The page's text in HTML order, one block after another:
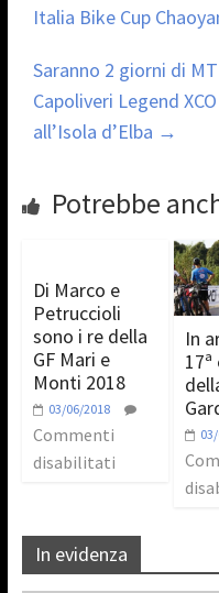
Italia Bike Cup
Saranno 2 giorni di
Capoliveri Legend
all’Isola d’Elba →
Potrebbe
Di Marco e
Petruccioli
sono i re della
GF Mari e
Monti 2018
03/06/2018
Commenti
disabilitati
In
In evidenza